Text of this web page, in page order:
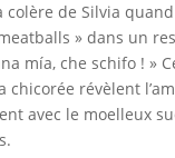
colère de Silvia
» dans un
mía, che schifo ! »
chicorée révèlent
avec le moelleux